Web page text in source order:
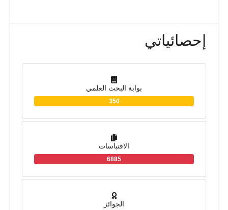
إحصائياتي
بوابة البحث العلمي
350
الاقتباسات
6885
الجوائز